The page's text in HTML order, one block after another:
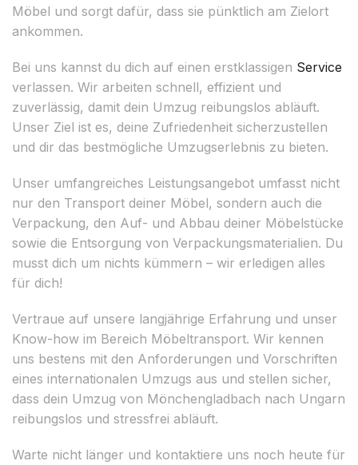
Möbel und sorgt dafür, dass sie pünktlich am Zielort
ankommen.
Bei uns kannst du dich auf einen erstklassigen Service
verlassen. Wir arbeiten schnell, effizient und
zuverlässig, damit dein Umzug reibungslos abläuft.
Unser Ziel ist es, deine Zufriedenheit sicherzustellen
und dir das bestmögliche Umzugserlebnis zu bieten.
Unser umfangreiches Leistungsangebot umfasst nicht
nur den Transport deiner Möbel, sondern auch die
Verpackung, den Auf- und Abbau deiner Möbelstücke
sowie die Entsorgung von Verpackungsmaterialien. Du
musst dich um nichts kümmern – wir erledigen alles
für dich!
Vertraue auf unsere langjährige Erfahrung und unser
Know-how im Bereich Möbeltransport. Wir kennen
uns bestens mit den Anforderungen und Vorschriften
eines internationalen Umzugs aus und stellen sicher,
dass dein Umzug von Mönchengladbach nach Ungarn
reibungslos und stressfrei abläuft.
Warte nicht länger und kontaktiere uns noch heute für